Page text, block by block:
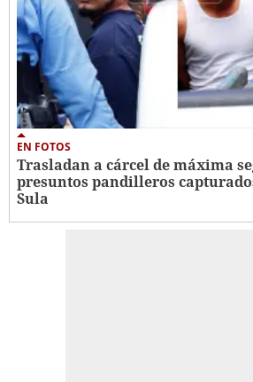
EN FOTOS
Trasladan a cárcel de máxima
presuntos pandilleros
Sula